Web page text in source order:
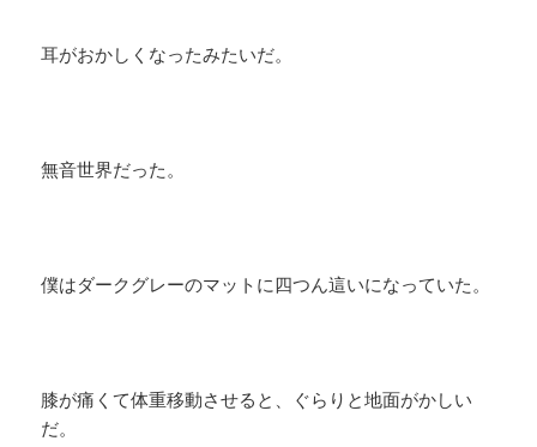
耳がおかしくなったみたいだ。
無音世界だった。
僕はダークグレーのマットに四つん這いになっていた。
膝が痛くて体重移動させると、ぐらりと地面がかしい
だ。